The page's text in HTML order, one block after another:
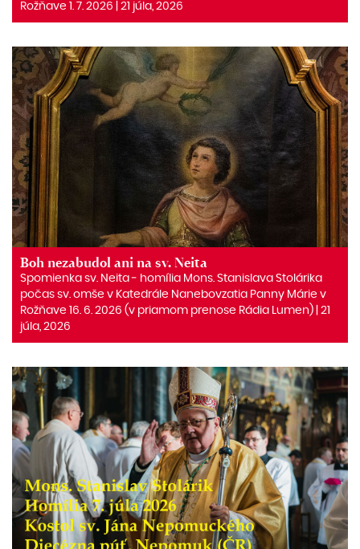
Rožňave 1. 7. 2026 | 21 júla, 2026
Boh nezabudol ani na sv. Neita
Spomienka sv. Neita ‒ homília Mons. Stanislava Stolárika
počas sv. omše v Katedrále Nanebovzatia Panny Márie v
Rožňave 16. 6. 2026 (v priamom prenose Rádia Lumen) | 21
júla, 2026